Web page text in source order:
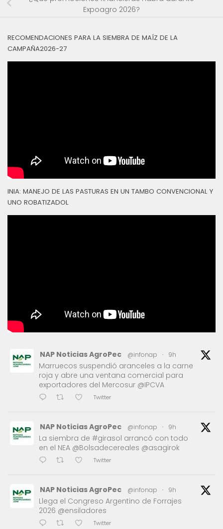
Expoagro 2026?
RECOMENDACIONES PARA LA SIEMBRA DE MAÍZ DE LA
CAMPAÑA2026-27
INIA: MANEJO DE LAS PASTURAS EN UN TAMBO CONVENCIONAL Y
UNO ROBATIZADOL
NAP Noticias AgroPec @infonap · 9h
Marruecos suspendió aranceles a la carne
roja y abre una ventana comercial para
exportadores del Mercosur @IPCVA
Twitter
NAP Noticias AgroPec @infonap · 9h
La siembra de #girasol arrancó con todo
en el NEA @Bolsadecereales @asagirok
Twitter
NAP Noticias AgroPec @infonap · 9h
Llega el Congreso Argentino de Forrajes
2026 @ensiladores
Twitter